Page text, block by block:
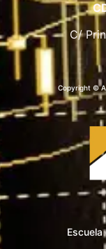
C/
Copyright ©
Escuela